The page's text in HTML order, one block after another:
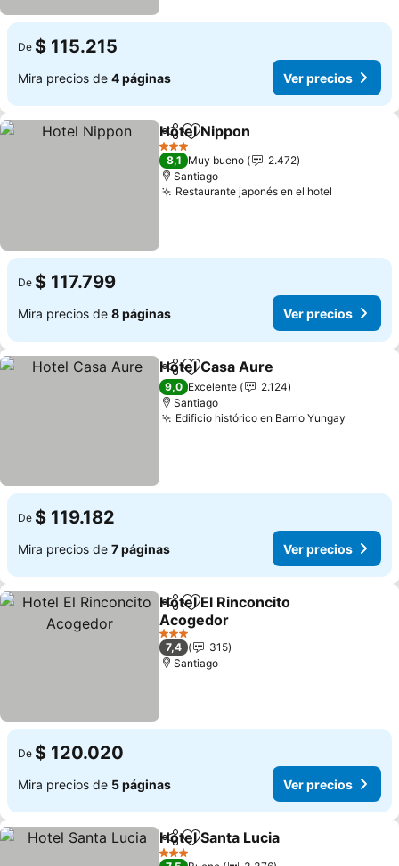
De $ 115.215
Mira precios de 4 páginas Ver precios
CompartirAgregar a favoritos
Hotel Nippon
3 Estrellas
8,1 Muy bueno
2.472
Santiago
Restaurante japonés en el hotel
De $ 117.799
Mira precios de 8 páginas Ver precios
CompartirAgregar a favoritos
Hotel Casa Aure
9,0 Excelente
2.124
Santiago
Edificio histórico en Barrio Yungay
De $ 119.182
Mira precios de 7 páginas Ver precios
CompartirAgregar a favoritos
Hotel El Rinconcito
Acogedor
3 Estrellas
7,4
315
Santiago
De $ 120.020
Mira precios de 5 páginas Ver precios
CompartirAgregar a favoritos
Hotel Santa Lucia
3 Estrellas